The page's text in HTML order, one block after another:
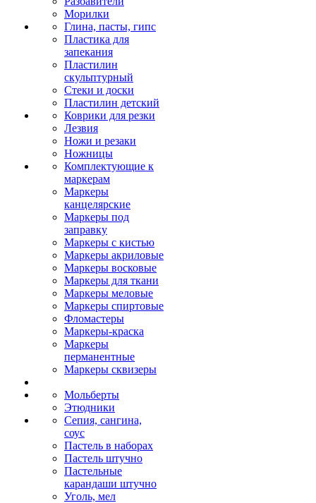
Морилки
Глина, пасты, гипс
Пластика для
запекания
Пластилин
скульптурный
Стеки и доски
Пластилин детский
Коврики для резки
Лезвия
Ножи и резаки
Ножницы
Комплектующие к
маркерам
Маркеры
канцелярские
Маркеры под
заправку
Маркеры с кистью
Маркеры акриловые
Маркеры восковые
Маркеры для ткани
Маркеры меловые
Маркеры спиртовые
Фломастеры
Маркеры-краска
Маркеры
перманентные
Маркеры сквизеры
Мольберты
Этюдники
Сепия, сангина,
соус
Пастель в наборах
Пастель штучно
Пастельные
карандаши штучно
Уголь, мел